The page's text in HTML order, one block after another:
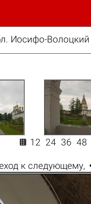
Иосифо-Волоцкий
 12 24 36 48
к следующему,